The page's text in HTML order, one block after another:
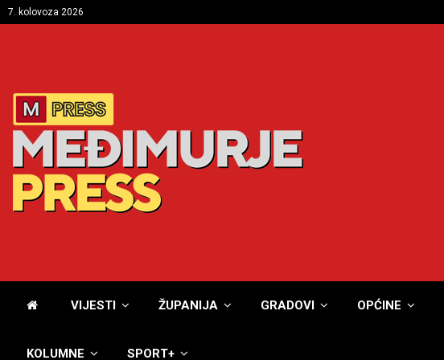
7. kolovoza 2026
VIJESTI ŽUPANIJA GRADOVI OPĆINE
KOLUMNE SPORT+